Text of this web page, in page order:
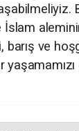
barış ve